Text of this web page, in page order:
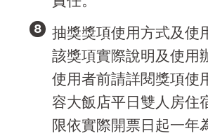
抽獎獎項使用方式及使
該獎項實際說明及使用
使用者前請詳閱獎項使
容大飯店平日雙人房住
限依實際開票日起一年